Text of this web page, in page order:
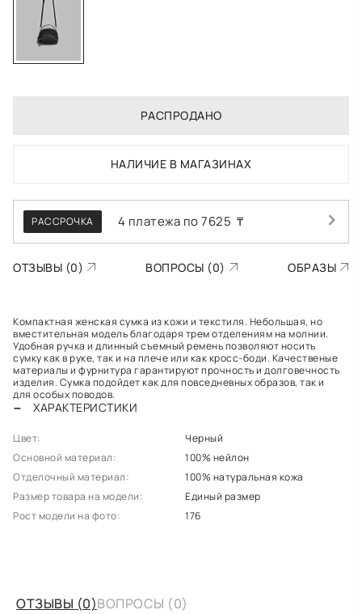
РАСПРОДАНО
НАЛИЧИЕ В МАГАЗИНАХ
РАССРОЧКА 4 платежа по7625 ₸
ОТЗЫВЫ (0) ВОПРОСЫ (0) ОБРАЗЫ
Компактная женская сумка из кожи и текстиля. Небольшая, но
вместительная модель благодаря трем отделениям на молнии.
Удобная ручка и длинный съемный ремень позволяют носить
сумку как в руке, так и на плече или как кросс-боди. Качественые
материалы и фурнитура гарантируют прочность и долговечность
изделия. Сумка подойдет как для повседневных образов, так и
для особых поводов.
ХАРАКТЕРИСТИКИ
Цвет:
Черный
Основной материал:
100% нейлон
Отделочный материал:
100% натуральная кожа
Размер товара на модели:
Единый размер
Рост модели на фото:
176
ОТЗЫВЫ (0)ВОПРОСЫ (0)